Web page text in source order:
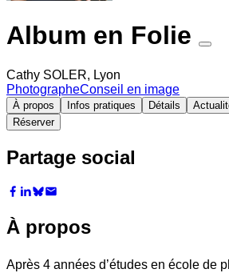
Album en Folie
Cathy SOLER, Lyon
PhotographeConseil en image
À propos Infos pratiques Détails
Réserver
Partage social
À propos
Après 4 années d’études en école de